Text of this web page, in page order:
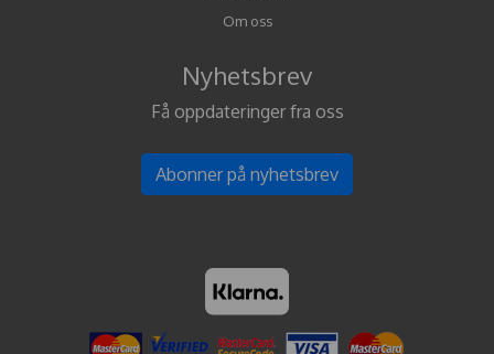
Om oss
Nyhetsbrev
Få oppdateringer fra oss
Abonner på nyhetsbrev